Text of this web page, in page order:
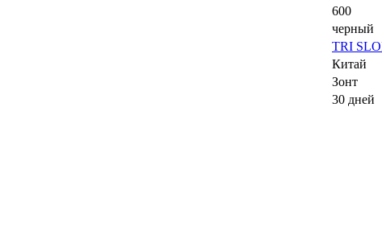
600
черный
TRI
Китай
Зонт
30 дней